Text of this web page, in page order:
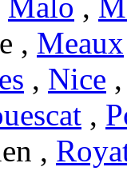
, Meaux
, Nice
,
,